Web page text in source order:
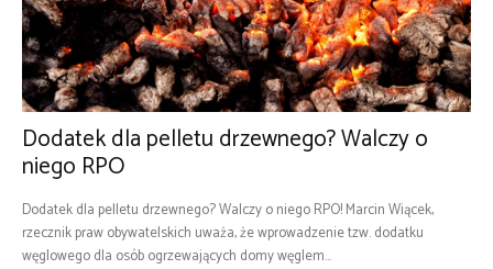
Dodatek dla pelletu drzewnego? Walczy o
niego RPO
Dodatek dla pelletu drzewnego? Walczy o niego RPO! Marcin Wiącek,
rzecznik praw obywatelskich uważa, że wprowadzenie tzw. dodatku
węglowego dla osób ogrzewających domy węglem...